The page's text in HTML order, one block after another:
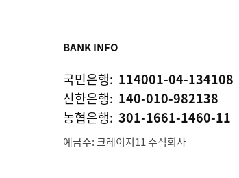
BANK INFO
국민은행: 114001-04-134108
신한은행: 140-010-982138
농협은행: 301-1661-1460-11
예금주: 크레이지11 주식회사